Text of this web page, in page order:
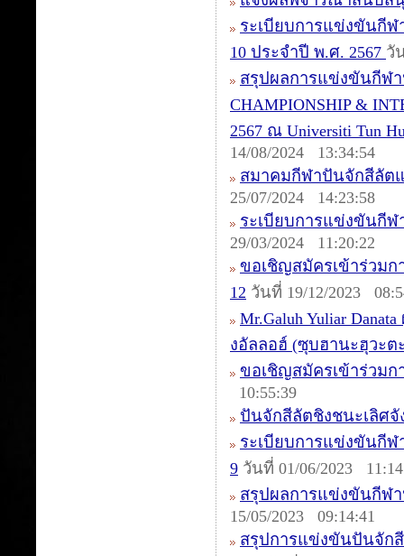
ระเบียบการแข่งขันกีฬ
10 ประจำปี พ.ศ. 2567 วั
สรุปผลการแข่งขันกีฬา
CHAMPIONSHIP &
2567 ณ Universiti Tun
14/08/2024 13:34:54
สมาคมกีฬาปันจักสีลัต
25/07/2024 14:23:58
ระเบียบการแข่งขันกีฬ
29/03/2024 11:20:22
ขอเชิญสมัครเข้าร่วม
12 วันที่ 19/12/2023
Mr.Galuh Yuliar
งอัลลอฮ์ (ซุบฮานะฮุวะ
ขอเชิญสมัครเข้าร่วมก
10:55:39
ปันจักสีลัตชิงชนะเลิศ
ระเบียบการแข่งขันกีฬ
9 วันที่ 01/06/2023
สรุปผลการแข่งขันกีฬา
15/05/2023 09:14:41
สรุปการแข่งขันปันจัก